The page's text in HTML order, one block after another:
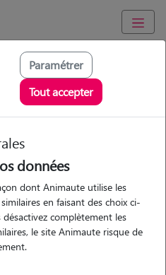
/ Rennes
- Petsitter à
Paramétrer
Tout accepter
données
dont Animaute utilise les
en faisant des choix ci-
complètement les
le site Animaute risque de